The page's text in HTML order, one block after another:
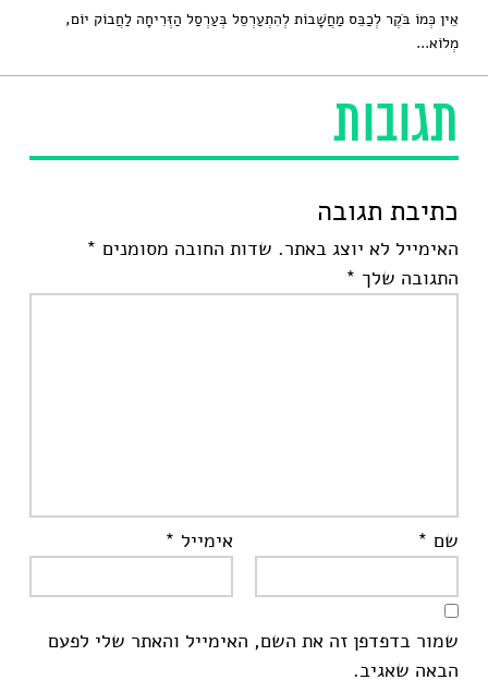
תגובות
כתיבת תגובה
האימייל לא יוצג באתר. שדות החובה מסומנים *
התגובה שלך *
שם * אימייל *
שמור בדפדפן זה את השם, האימייל והאתר שלי לפעם
הבאה שאגיב.
אֵין כְּמוֹ בֹּקֶר לְכַבֵּס מַחֲשָׁבוֹת לְהִתְעַרְסֵל בְּעַרְסַל הַזְּרִיחָה לַחֲבוֹק יוֹם,
מְלוֹא...